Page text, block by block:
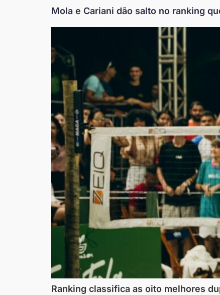
Mola e Cariani dão salto no ranking
Ranking classifica as oito melhores